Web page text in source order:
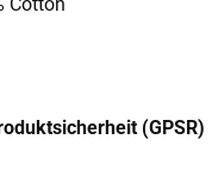
(GPSR)